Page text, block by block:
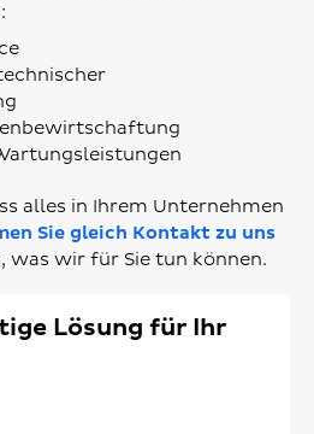
alles in Ihrem Unternehmen
Sie gleich Kontakt zu uns
was wir für Sie tun können.
Lösung für Ihr